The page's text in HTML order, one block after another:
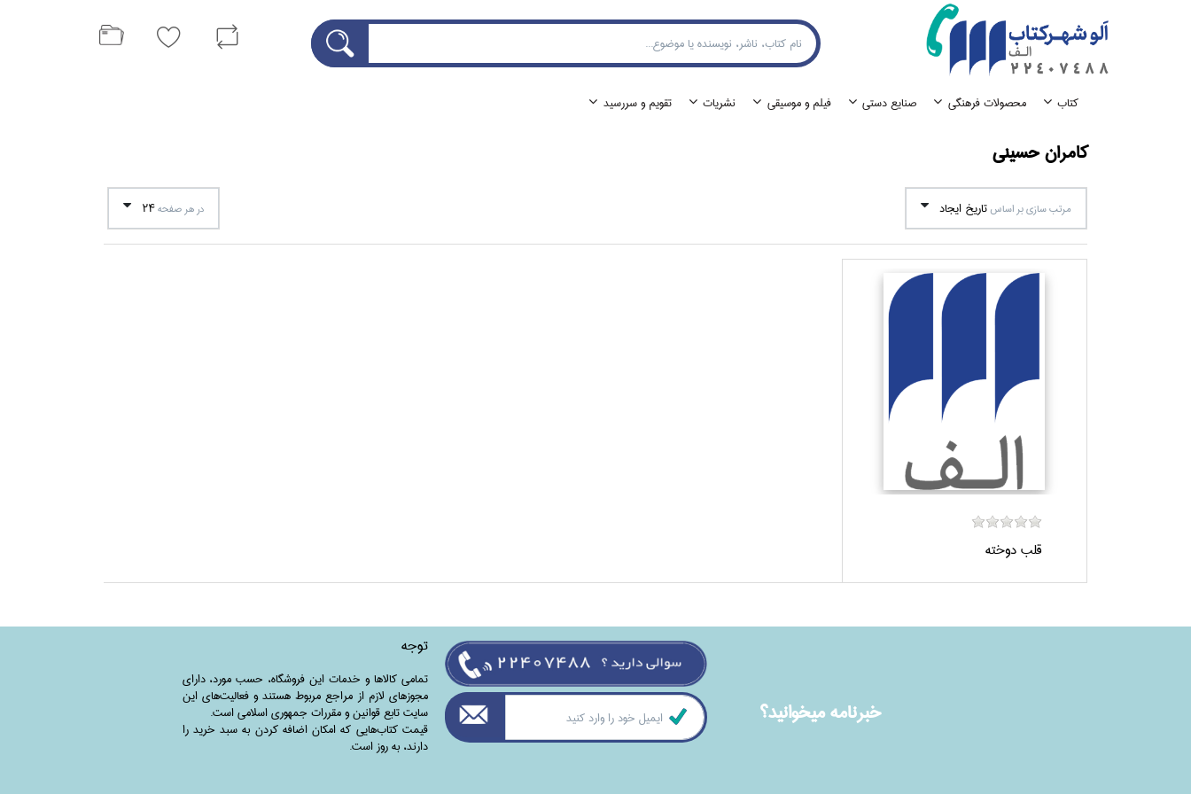
كتاب محصولات فرهنگي صنايع دستي فيلم و موسيقي نشريات تقويم و سررسيد
كامران حسيني
مرتب سازي بر اساس تاريخ ايجاد در هر صفحه24
قلب دوخته
خبرنامه ميخوانيد؟
توجه
تمامی‌ کالاها و خدمات این فروشگاه، حسب مورد،‌ دارای
مجوزهای لازم از مراجع مربوط هستند ‌و‌‌ فعالیت‌های این
سایت تابع قوانین و مقررات جمهوری اسلامی است.
قیمت کتاب‌هایی که امکان اضافه کردن به سبد خرید را
دارند،‌ به روز است.